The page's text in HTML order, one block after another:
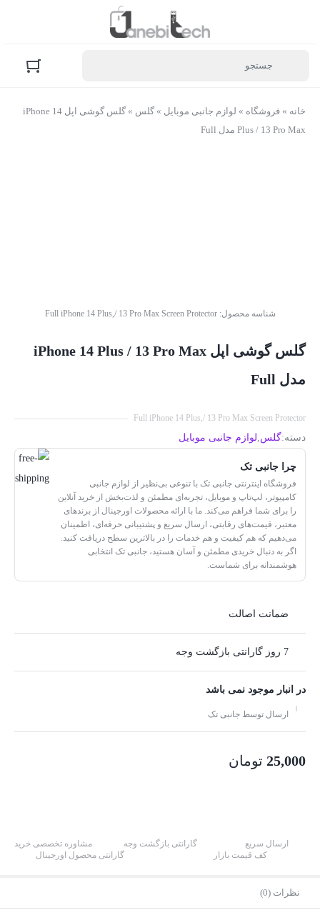
خانه » فروشگاه » لوازم جانبی موبایل » گلس »
گلس گوشی اپل iPhone 14
Plus / 13 Pro Max مدل Full
شناسه محصول:Full iPhone 14 Plus,/ 13 Pro Max Screen Protector
گلس گوشی اپل iPhone 14 Plus / 13 Pro Max
مدل Full
Full iPhone 14 Plus,/ 13 Pro Max Screen Protector
دسته:گلس لوازم جانبی موبایل
چرا جانبی تک
فروشگاه اینترنتی جانبی تک با تنوعی بی‌نظیر از لوازم جانبی
کامپیوتر، لپ‌تاپ و موبایل، تجربه‌ای مطمئن و لذت‌بخش از خرید آنلاین
را برای شما فراهم می‌کند. ما با ارائه محصولات اورجینال از برندهای
معتبر، قیمت‌های رقابتی، ارسال سریع و پشتیبانی حرفه‌ای، اطمینان
می‌دهیم که هم کیفیت و هم خدمات را در بالاترین سطح دریافت کنید.
اگر به دنبال خریدی مطمئن و آسان هستید، جانبی تک انتخابی
هوشمندانه برای شماست.
ضمانت اصالت
7 روز گارانتی بازگشت وجه
در انبار موجود نمی باشد
ارسال توسط جانبی تک
25,000 تومان
ارسال سریع گارانتی بازگشت وجه
مشاوره تخصصی خرید
کف قیمت بازار
گارانتی محصول اورجینال
نظرات (0)